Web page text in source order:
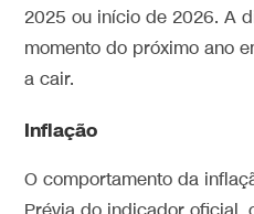
2025 ou início de 2026. A
momento do próximo ano
a cair.
Inflação
O comportamento da